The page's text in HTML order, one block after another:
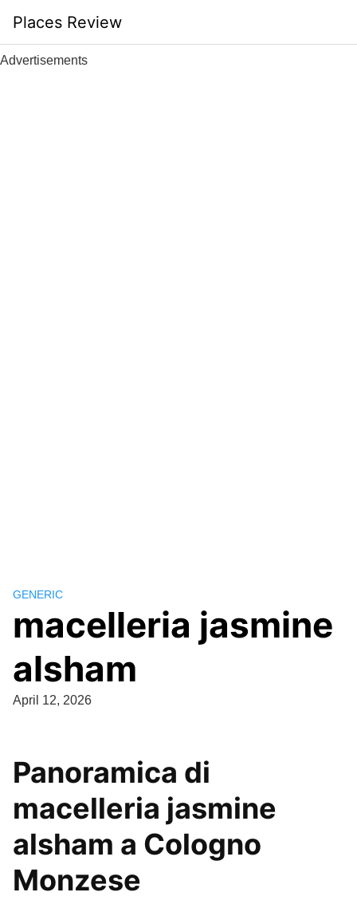
content
Places Review
Advertisements
GENERIC
macelleria jasmine
alsham
April 12, 2026
Panoramica di
macelleria jasmine
alsham a Cologno
Monzese